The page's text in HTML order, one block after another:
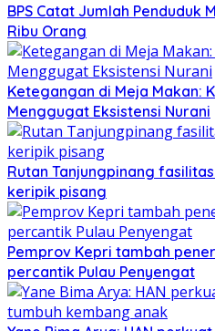
BPS Catat Jumlah Penduduk
Ribu Orang
Ketegangan di Meja Makan:
Menggugat Eksistensi Nurani
Rutan Tanjungpinang
keripik pisang
Pemprov Kepri tambah
percantik Pulau Penyengat